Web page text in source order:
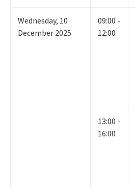
Wednesday, 10
December 2025
09:00 -
12:00
13:00 -
16:00